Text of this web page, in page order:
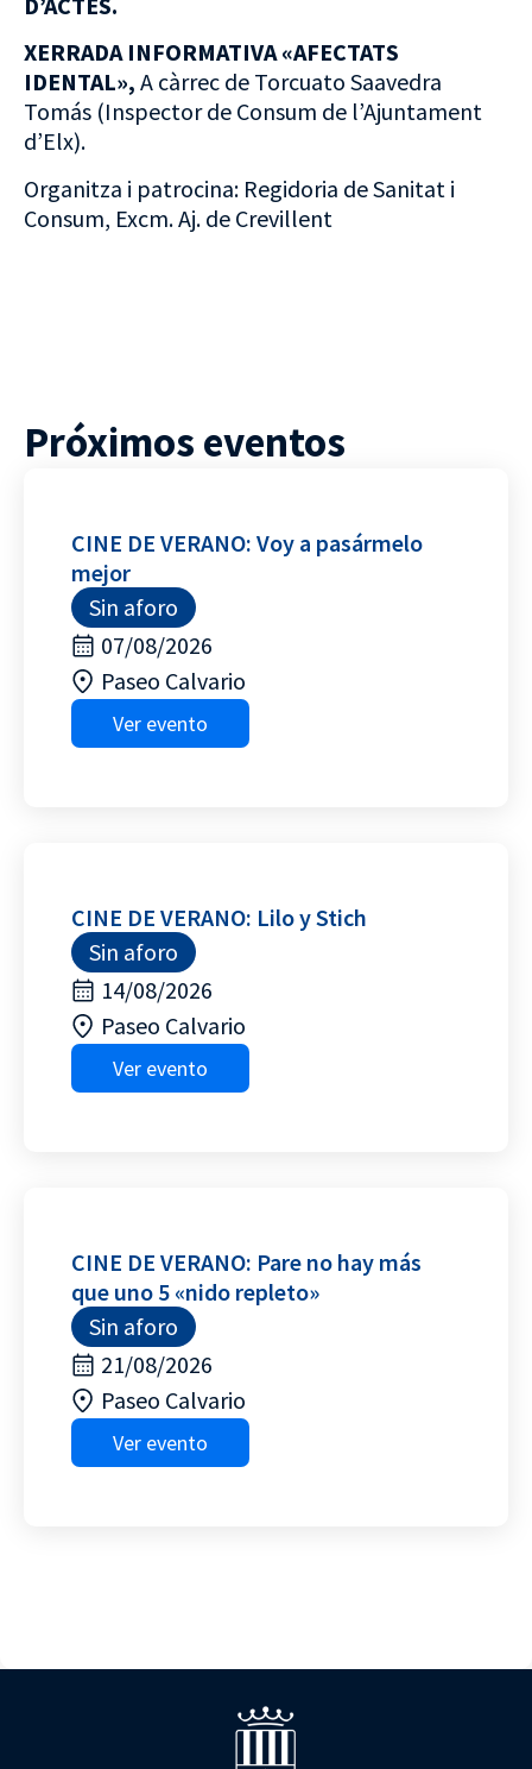
XERRADA INFORMATIVA «AFECTATS
IDENTAL», A càrrec de Torcuato Saavedra
Tomás (Inspector de Consum de l’Ajuntament
d’Elx).
Organitza i patrocina: Regidoria de Sanitat i
Consum, Excm. Aj. de Crevillent
Próximos eventos
CINE DE VERANO: Voy a pasármelo
mejor
Sin aforo
07/08/2026
Paseo Calvario
Ver evento
CINE DE VERANO: Lilo y Stich
Sin aforo
14/08/2026
Paseo Calvario
Ver evento
CINE DE VERANO: Pare no hay más
que uno 5 «nido repleto»
Sin aforo
21/08/2026
Paseo Calvario
Ver evento